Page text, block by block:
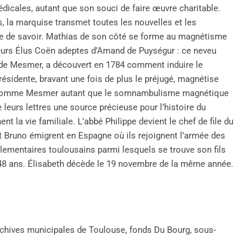
autant que son souci de faire œuvre charitable.
la marquise transmet toutes les nouvelles et les
savoir. Mathias de son côté se forme au magnétisme
Élus Coën adeptes d’Amand de Puységur : ce neveu
Mesmer, a découvert en 1784 comment induire le
bravant une fois de plus le préjugé, magnétise
Mesmer autant que le somnambulisme magnétique
lettres une source précieuse pour l’histoire du
la vie familiale. L’abbé Philippe devient le chef de file du
émigrent en Espagne où ils rejoignent l’armée des
toulousains parmi lesquels se trouve son fils
ans. Élisabeth décède le 19 novembre de la même année.
municipales de Toulouse, fonds Du Bourg, sous-